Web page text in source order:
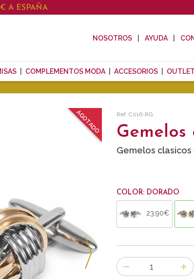
A ESPAÑA
NOSOTROS AYUDA
COMPLEMENTOS MODA ACCESORIOS OUTLET
AGOTADO Ref: C016-RG
Gemelos
Gemelos clasicos
COLOR: DORADO
23,90€
Número
de